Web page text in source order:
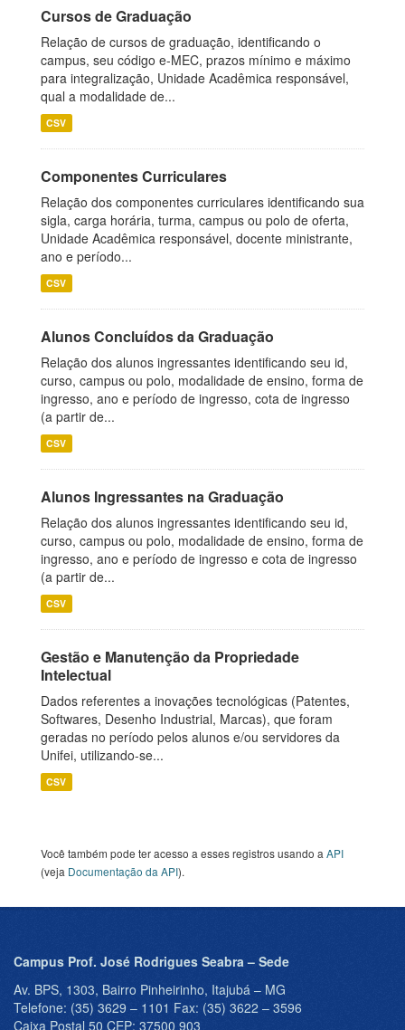
Cursos de Graduação
Relação de cursos de graduação, identificando o
campus, seu código e-MEC, prazos mínimo e máximo
para integralização, Unidade Acadêmica responsável,
qual a modalidade de...
CSV
Componentes Curriculares
Relação dos componentes curriculares identificando sua
sigla, carga horária, turma, campus ou polo de oferta,
Unidade Acadêmica responsável, docente ministrante,
ano e período...
CSV
Alunos Concluídos da Graduação
Relação dos alunos ingressantes identificando seu id,
curso, campus ou polo, modalidade de ensino, forma de
ingresso, ano e período de ingresso, cota de ingresso
(a partir de...
CSV
Alunos Ingressantes na Graduação
Relação dos alunos ingressantes identificando seu id,
curso, campus ou polo, modalidade de ensino, forma de
ingresso, ano e período de ingresso e cota de ingresso
(a partir de...
CSV
Gestão e Manutenção da Propriedade
Intelectual
Dados referentes a inovações tecnológicas (Patentes,
Softwares, Desenho Industrial, Marcas), que foram
geradas no período pelos alunos e/ou servidores da
Unifei, utilizando-se...
CSV
Você também pode ter acesso a esses registros usando a API
(veja Documentação da API).
Campus Prof. José Rodrigues Seabra – Sede
Av. BPS, 1303, Bairro Pinheirinho, Itajubá – MG
Telefone: (35) 3629 – 1101 Fax: (35) 3622 – 3596
Caixa Postal 50 CEP: 37500 903